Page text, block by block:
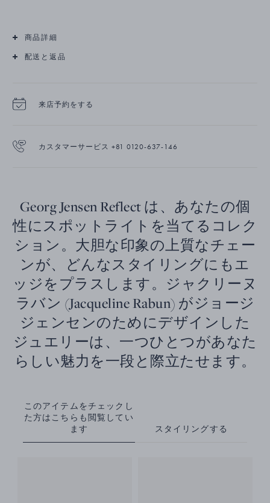
商品詳細
配送と返品
来店予約をする
カスタマーサービス +81 0120-637-146
Georg Jensen Reflect は、あなたの個
性にスポットライトを当てるコレク
ション。大胆な印象の上質なチェー
ンが、どんなスタイリングにもエ
ッジをプラスします。ジャクリーヌ
ラバン (Jacqueline Rabun) がジョージ
ジェンセンのためにデザインした
ジュエリーは、一つひとつがあなた
らしい魅力を一段と際立たせます。
このアイテムをチェックし
た方はこちらも閲覧してい
ます
スタイリングする